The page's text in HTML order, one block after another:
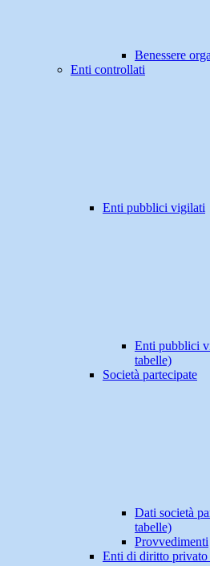
Benessere
Enti controllati
Enti pubblici vigilati
Enti pubblici
tabelle)
Società partecipate
Dati società
tabelle)
Provvedimenti
Enti di diritto privato